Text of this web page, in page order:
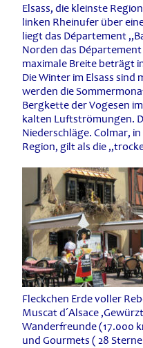
Elsass, die kleinste
linken Rheinufer über
liegt das Département
Norden das
maximale Breite beträgt
Die Winter im Elsass
werden die
Bergkette der Vogesen
kalten Luftströmungen.
Niederschläge. Colmar,
Region, gilt als die
Fleckchen Erde voller
Muscat d´Alsace
Wanderfreunde (17.000
und Gourmets ( 28